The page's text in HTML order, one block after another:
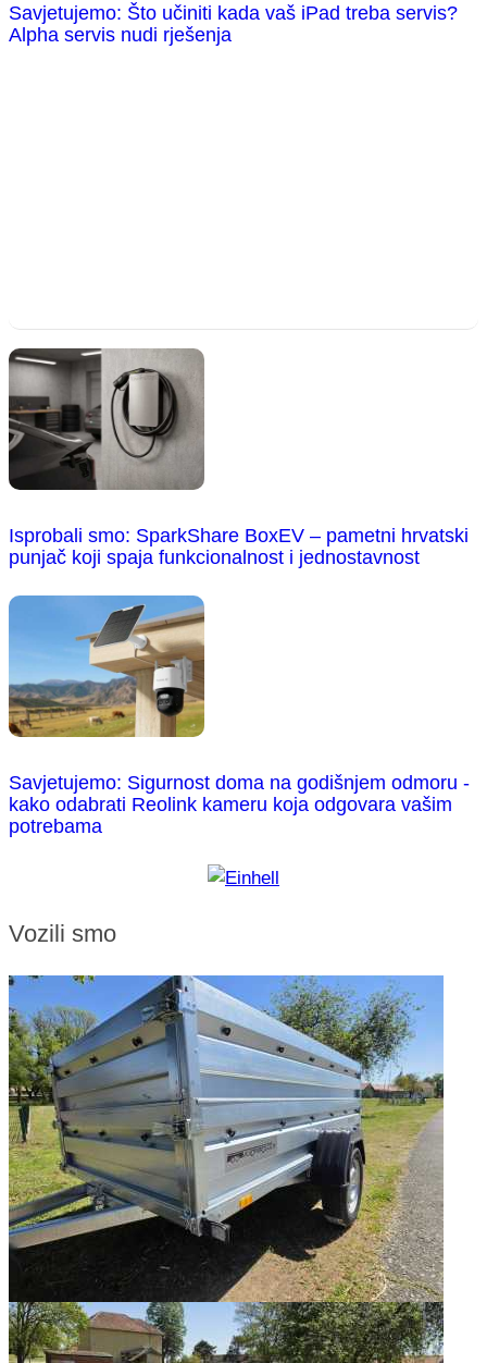
Savjetujemo: Što učiniti kada vaš iPad treba servis?
Alpha servis nudi rješenja
Isprobali smo: SparkShare BoxEV – pametni hrvatski
punjač koji spaja funkcionalnost i jednostavnost
Savjetujemo: Sigurnost doma na godišnjem odmoru -
kako odabrati Reolink kameru koja odgovara vašim
potrebama
Vozili smo